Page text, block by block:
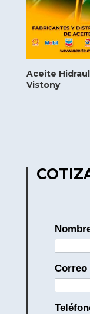
Aceite
Vistony
Correo